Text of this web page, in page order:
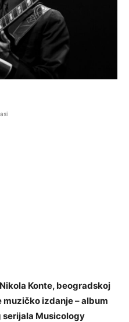
Konte, beogradskoj
izdanje – album
serijala Musicology